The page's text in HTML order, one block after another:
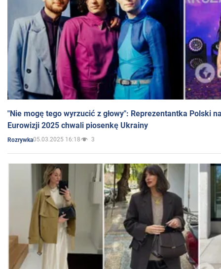
"Nie mogę tego wyrzucić z głowy": Reprezentantka Polski
Eurowizji 2025 chwali piosenkę Ukrainy
Rozrywka05.03.2025 16:18 3